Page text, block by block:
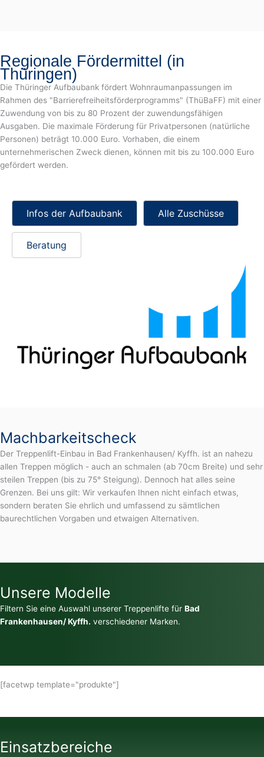
Regionale Fördermittel (in
Thüringen)
Die Thüringer Aufbaubank fördert Wohnraumanpassungen im
Rahmen des "Barrierefreiheitsförderprogramms" (ThüBaFF) mit einer
Zuwendung von bis zu 80 Prozent der zuwendungsfähigen
Ausgaben. Die maximale Förderung für Privatpersonen (natürliche
Personen) beträgt 10.000 Euro. Vorhaben, die einem
unternehmerischen Zweck dienen, können mit bis zu 100.000 Euro
gefördert werden.
Infos der Aufbaubank Alle Zuschüsse
Beratung
Machbarkeitscheck
Der Treppenlift-Einbau in Bad Frankenhausen/ Kyffh. ist an nahezu
allen Treppen möglich - auch an schmalen (ab 70cm Breite) und sehr
steilen Treppen (bis zu 75° Steigung). Dennoch hat alles seine
Grenzen. Bei uns gilt: Wir verkaufen Ihnen nicht einfach etwas,
sondern beraten Sie ehrlich und umfassend zu sämtlichen
baurechtlichen Vorgaben und etwaigen Alternativen.
Unsere Modelle
Filtern Sie eine Auswahl unserer Treppenlifte für Bad
Frankenhausen/ Kyffh. verschiedener Marken.
[facetwp template="produkte"]
Einsatzbereiche